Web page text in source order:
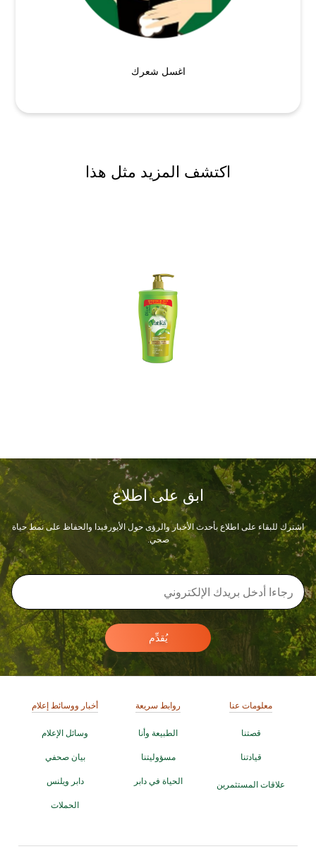
اغسل شعرك
اكتشف المزيد مثل هذا
ابق على اطلاع
اشترك للبقاء على اطلاع بأحدث الأخبار والرؤى حول الأيورفيدا والحفاظ على نمط حياة
صحي.
يُقدِّم
معلومات عنا
قصتنا
قيادتنا
علاقات المستثمرين
روابط سريعة
الطبيعة وأنا
مسؤوليتنا
الحياة في دابر
أخبار ووسائط إعلام
وسائل الإعلام
بيان صحفي
دابر ويلنس
الحملات